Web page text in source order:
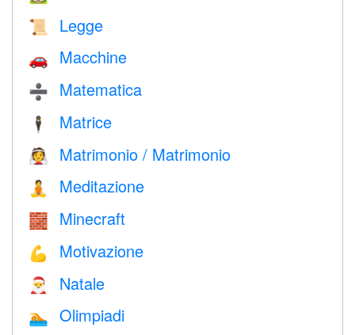
📜 Legge
🚗 Macchine
➗ Matematica
🕴️ Matrice
👰 Matrimonio / Matrimonio
🧘 Meditazione
🧱 Minecraft
💪 Motivazione
🎅 Natale
🏊 Olimpiadi